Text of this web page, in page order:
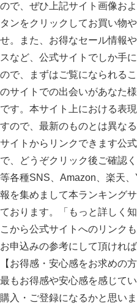
ので、ぜひ上記サイト画像お
タンをクリックしてお買い物
せ。また、お得なセール情報
スなど、公式サイトでしか手
ので、まずはご覧になられる
のサイトでの出会いがあなた
です。本サイト上における表
すので、最新のものとは異な
サイトからリンクできます公
で、どうぞクリック後ご確認
等各種SNS、Amazon、楽天
報を集めまして本ランキング
ております。「もっと詳しく
こから公式サイトへのリンク
お申込みの参考にして頂ければ
【お得感・安心感をお求めの方
最もお得感や安心感を感じて
購入・ご登録になるかと思い